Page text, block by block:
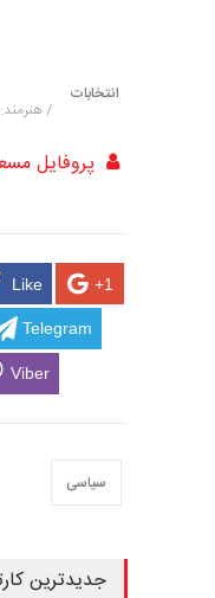
انتخابات
/
پروفایل
Like +1
Telegram
Viber
سیاسی
جدیدترین